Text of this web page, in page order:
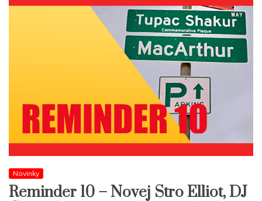
Novinky
Reminder 10 – Novej Stro Elliot, DJ